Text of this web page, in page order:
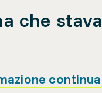
che stava
continua